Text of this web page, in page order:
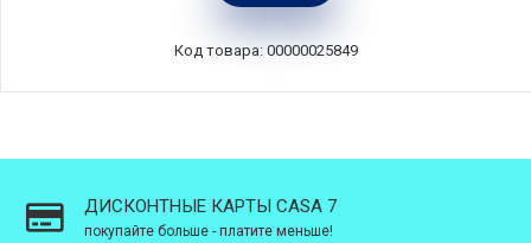
Код товара: 00000025849
ДИСКОНТНЫЕ КАРТЫ CASA 7
покупайте больше - платите меньше!